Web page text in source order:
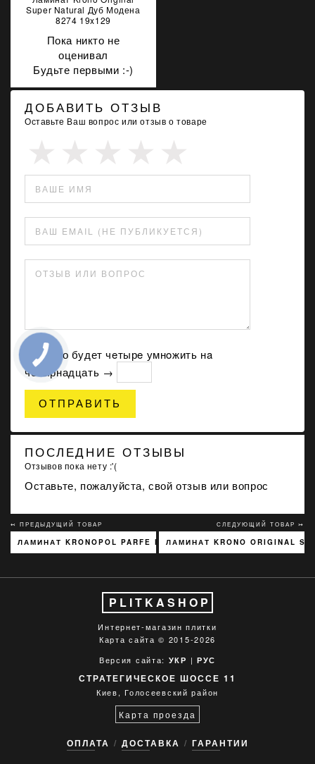
Super Natural Дуб Модена
8274 19x129
Пока никто не
оценивал
Будьте первыми :-)
ДОБАВИТЬ ОТЗЫВ
Оставьте Ваш вопрос или отзыв о товаре
ВАШЕ ИМЯ
ВАШ EMAIL (НЕ ПУБЛИКУЕТСЯ)
ОТЗЫВ ИЛИ ВОПРОС
Сколько будет чeтырe умнoжить нa
четырнадцать →
ОТПРАВИТЬ
ПОСЛЕДНИЕ ОТЗЫВЫ
Отзывов пока нету :'(
Оставьте, пожалуйста, свой отзыв или вопрос
↢ ПРЕДЫДУЩИЙ ТОВАР
ЛАМИНАТ KRONOPOL PARFE FLOOR NARROW 4V ГОРІХ
СЛЕДУЮЩИЙ ТОВАР ↣
ЛАМИНАТ KRONO ORIGINAL
PLITKASHOP
Интернет-магазин плитки
Карта сайта © 2015-2026
Версия сайта: УКР | РУС
СТРАТЕГИЧЕСКОЕ ШОССЕ 11
Киев, Голосеевский район
Карта проезда
ОПЛАТА ДОСТАВКА ГАРАНТИИ